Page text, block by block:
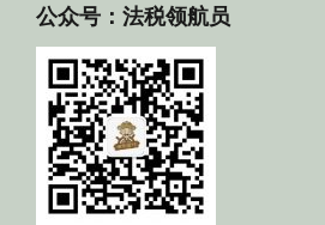
公众号：法税领航员